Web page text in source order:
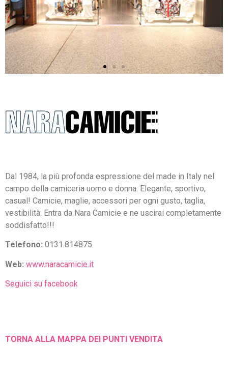
Dal 1984, la più profonda espressione del made in Italy nel
campo della camiceria uomo e donna. Elegante, sportivo,
casual! Camicie, maglie, accessori per ogni gusto, taglia,
vestibilità. Entra da Nara Camicie e ne uscirai completamente
soddisfatto!!!
Telefono: 0131.814875
Web: www.naracamicie.it
Seguici su facebook
TORNA ALLA MAPPA DEI PUNTI VENDITA